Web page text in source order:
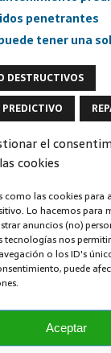
el
cookies
las cookies para
Lo hacemos para
anuncios (no)
tecnologías nos
o los ID's
puede
Aceptar
penetrantes
tener una
DESTRUCTIVOS
y desventajas de
telefónica en